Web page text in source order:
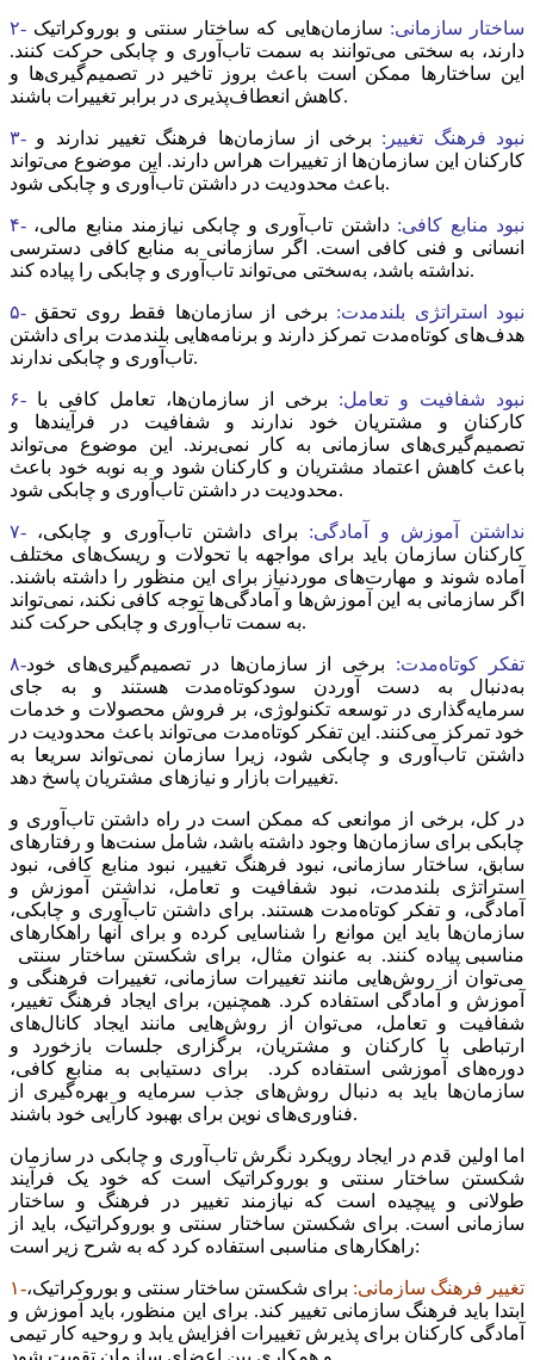
۲- ساختار سازمانی: سازمان‌هایی که ساختار سنتی و بوروکراتیک
دارند، به سختی می‌توانند به سمت تاب‌‌‌آوری و چابکی حرکت کنند.
این ساختارها ممکن است باعث بروز تاخیر در تصمیم‌گیری‌‌‌ها و
کاهش انعطاف‌‌‌پذیری در برابر تغییرات باشند.
۳- نبود فرهنگ تغییر: برخی از سازمان‌ها فرهنگ تغییر ندارند و
کارکنان این سازمان‌ها از تغییرات هراس دارند. این موضوع می‌تواند
باعث محدودیت در داشتن تاب‌‌‌آوری و چابکی شود.
۴- نبود منابع کافی: داشتن تاب‌‌‌آوری و چابکی نیازمند منابع مالی،
انسانی و فنی کافی است. اگر سازمانی به منابع کافی دسترسی
نداشته باشد، به‌سختی می‌تواند تاب‌‌‌آوری و چابکی را پیاده کند.
۵- نبود استراتژی بلندمدت: برخی از سازمان‌ها فقط روی تحقق
هدف‌‌‌های کوتاه‌‌‌مدت تمرکز دارند و برنامه‌‌‌هایی بلندمدت برای داشتن
تاب‌‌‌آوری و چابکی ندارند.
۶- نبود شفافیت و تعامل: برخی از سازمان‌ها، تعامل کافی با
کارکنان و مشتریان خود ندارند و شفافیت در فرآیندها و
تصمیم‌گیری‌‌‌های سازمانی به کار نمی‌‌‌برند. این موضوع می‌تواند
باعث کاهش اعتماد مشتریان و کارکنان شود و به نوبه خود باعث
محدودیت در داشتن تاب‌‌‌آوری و چابکی شود.
۷- نداشتن آموزش و آمادگی: برای داشتن تاب‌‌‌آوری و چابکی،
کارکنان سازمان باید برای مواجهه با تحولات و ریسک‌‌‌های مختلف
آماده شوند و مهارت‌‌‌های موردنیاز برای این منظور را داشته باشند.
اگر سازمانی به این آموزش‌‌‌ها و آمادگی‌‌‌ها توجه کافی نکند، نمی‌تواند
به سمت تاب‌‌‌آوری و چابکی حرکت کند.
۸-تفکر کوتاه‌‌‌مدت: برخی از سازمان‌ها در تصمیم‌گیری‌‌‌های خود
به‌دنبال به دست آوردن سودکوتاه‌‌‌مدت هستند و به جای
سرمایه‌گذاری در توسعه تکنولوژی، بر فروش محصولات و خدمات
خود تمرکز می‌کنند. این تفکر کوتاه‌‌‌مدت می‌تواند باعث محدودیت در
داشتن تاب‌‌‌آوری و چابکی شود، زیرا سازمان نمی‌تواند سریعا به
تغییرات بازار و نیازهای مشتریان پاسخ دهد.
در کل، برخی از موانعی که ممکن است در راه داشتن تاب‌‌‌آوری و
چابکی برای سازمان‌ها وجود داشته باشد، شامل سنت‌‌‌ها و رفتارهای
سابق، ساختار سازمانی، نبود فرهنگ تغییر، نبود منابع کافی، نبود
استراتژی بلندمدت، نبود شفافیت و تعامل، نداشتن آموزش و
آمادگی، و تفکر کوتاه‌‌‌مدت هستند. برای داشتن تاب‌‌‌آوری و چابکی،
سازمان‌ها باید این موانع را شناسایی کرده و برای آنها راهکارهای
مناسبی پیاده کنند. به عنوان مثال، برای شکستن ساختار سنتی
می‌توان از روش‌هایی مانند تغییرات سازمانی، تغییرات فرهنگی و
آموزش و آمادگی استفاده کرد. همچنین، برای ایجاد فرهنگ تغییر،
شفافیت و تعامل، می‌توان از روش‌هایی مانند ایجاد کانال‌‌‌های
ارتباطی با کارکنان و مشتریان، برگزاری جلسات بازخورد و
دوره‌‌‌های آموزشی استفاده کرد. برای دستیابی به منابع کافی،
سازمان‌ها باید به دنبال روش‌های جذب سرمایه و بهره‌‌‌گیری از
فناوری‌‌‌های نوین برای بهبود کارآیی خود باشند.
اما اولین قدم در ایجاد رویکرد نگرش تاب‌آوری و چابکی در سازمان
شکستن ساختار سنتی و بوروکراتیک است که خود یک فرآیند
طولانی و پیچیده است که نیازمند تغییر در فرهنگ و ساختار
سازمانی است. برای شکستن ساختار سنتی و بوروکراتیک، باید از
راهکارهای مناسبی استفاده کرد که به شرح زیر است:
۱-تغییر فرهنگ سازمانی: برای شکستن ساختار سنتی و بوروکراتیک،
ابتدا باید فرهنگ سازمانی تغییر کند. برای این منظور، باید آموزش و
آمادگی کارکنان برای پذیرش تغییرات افزایش یابد و روحیه کار تیمی
و همکاری بین اعضای سازمان تقویت شود.